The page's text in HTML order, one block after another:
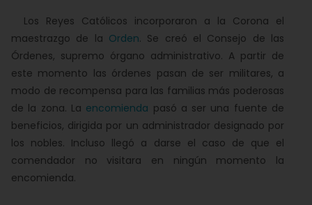
Los Reyes Católicos incorporaron a la Corona el
maestrazgo de la Orden. Se creó el Consejo de las
Órdenes, supremo órgano administrativo. A partir de
este momento las órdenes pasan de ser militares, a
modo de recompensa para las familias más poderosas
de la zona. La encomienda pasó a ser una fuente de
beneficios, dirigida por un administrador designado por
los nobles. Incluso llegó a darse el caso de que el
comendador no visitara en ningún momento la
encomienda.